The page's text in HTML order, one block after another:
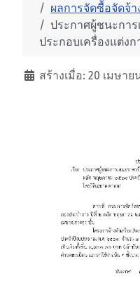
ผลการจัดซื้อจัดจ้า
ประกาศผู้ชนะการ
ประกอบเครื่องแต่ง
รายละเอียด
สร้างเมื่อ: 20 เมษาย